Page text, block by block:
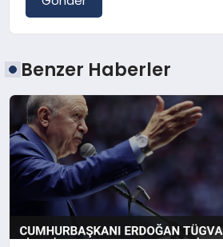
Benzer Haberler